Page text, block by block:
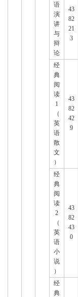
语
演
讲
与
辩
论
43
82
21
3
经
典
阅
读
1
（
英
语
散
文
）
43
82
42
9
经
典
阅
读
2
（
英
语
小
说
）
43
82
43
0
经
典